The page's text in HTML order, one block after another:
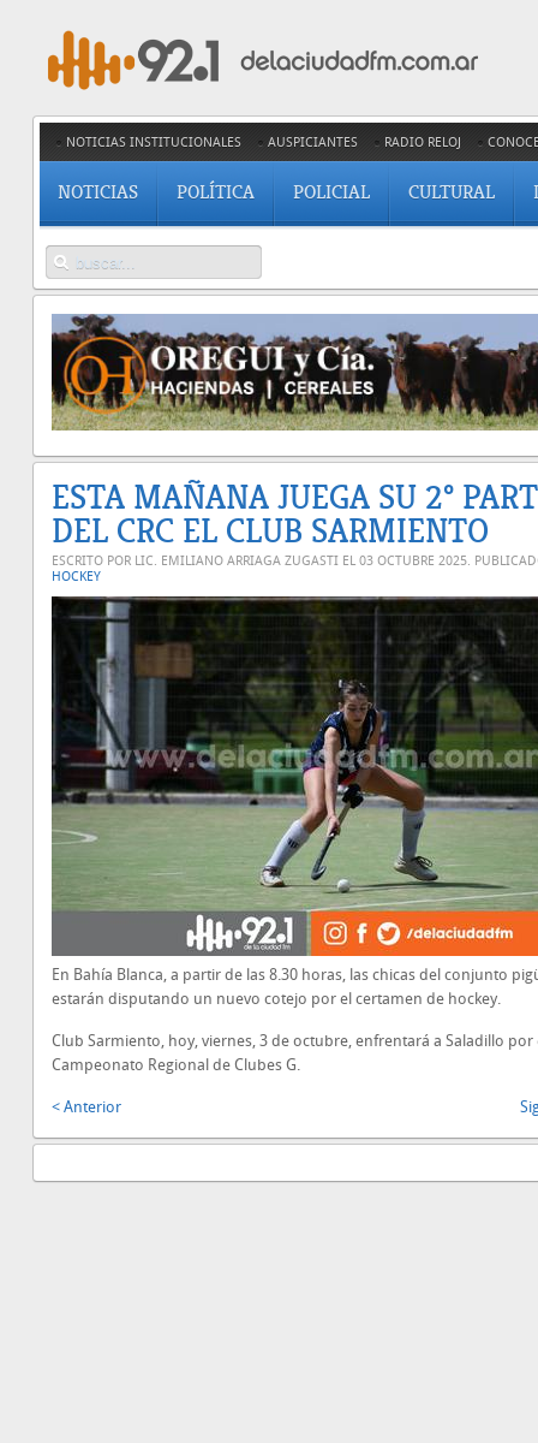
NOTICIAS INSTITUCIONALES AUSPICIANTES RADIO RELOJ
NOTICIAS POLÍTICA POLICIAL CULTURAL
ESTA MAÑANA JUEGA SU 2º
DEL CRC EL CLUB SARMIENTO
ESCRITO POR LIC. EMILIANO ARRIAGA ZUGASTI EL 03 OCTUBRE 2025.
HOCKEY
En Bahía Blanca, a partir de las 8.30 horas, las chicas del conjunto
estarán disputando un nuevo cotejo por el certamen de hockey.
Club Sarmiento, hoy, viernes, 3 de octubre, enfrentará a Saladillo por
Campeonato Regional de Clubes G.
< Anterior